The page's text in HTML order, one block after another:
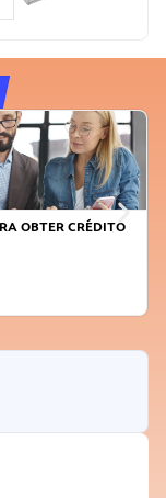
OBTER CRÉDITO